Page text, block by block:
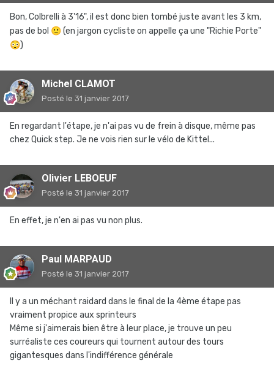
Bon, Colbrelli à 3'16", il est donc bien tombé juste avant les 3 km,
pas de bol 🙁(en jargon cycliste on appelle ça une "Richie Porte"
😳)
Michel CLAMOT
Posté le 31 janvier 2017
En regardant l'étape, je n'ai pas vu de frein à disque, même pas
chez Quick step. Je ne vois rien sur le vélo de Kittel...
Olivier LEBOEUF
Posté le 31 janvier 2017
En effet, je n'en ai pas vu non plus.
Paul MARPAUD
Posté le 31 janvier 2017
Il y a un méchant raidard dans le final de la 4ème étape pas
vraiment propice aux sprinteurs
Même si j'aimerais bien être à leur place, je trouve un peu
surréaliste ces coureurs qui tournent autour des tours
gigantesques dans l'indifférence générale